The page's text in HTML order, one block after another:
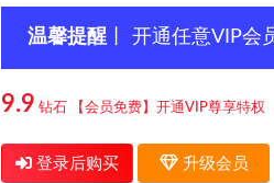
温馨提醒 丨 开通任意VIP
9.9 钻石 【会员免费】开通VIP尊享特权
登录后购买 升级会员